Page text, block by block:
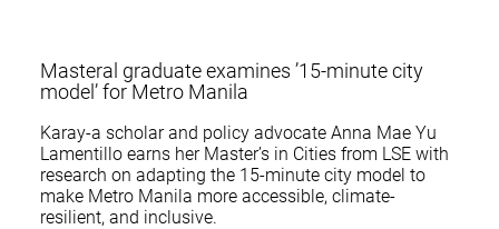
Masteral graduate examines ’15-minute city
model’ for Metro Manila
Karay-a scholar and policy advocate Anna Mae Yu
Lamentillo earns her Master’s in Cities from LSE with
research on adapting the 15-minute city model to
make Metro Manila more accessible, climate-
resilient, and inclusive.